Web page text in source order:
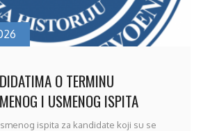
O TERMINU
I USMENOG ISPITA
ispita za kandidate koji su se